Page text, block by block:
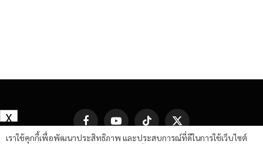
FacebookYouTube TikTok
X
(Twitter)
เราใช้คุกกี้เพื่อพัฒนาประสิทธิภาพ และประสบการณ์ที่ดีในการใช้เว็บไซต์
X